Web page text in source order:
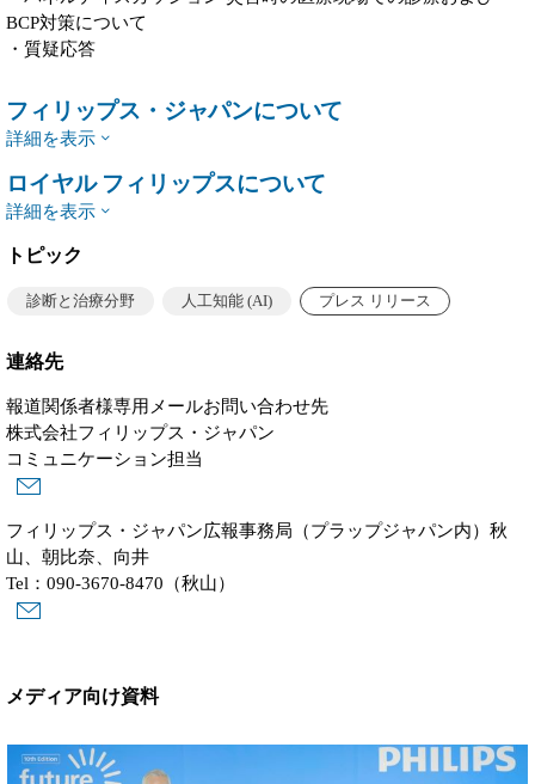
BCP対策について
・質疑応答
フィリップス・ジャパンについて
詳細を表示
ロイヤル フィリップスについて
詳細を表示
トピック
診断と治療分野 人工知能 (AI) プレス リリース
連絡先
報道関係者様専用メールお問い合わせ先
株式会社フィリップス・ジャパン
コミュニケーション担当
フィリップス・ジャパン広報事務局（プラップジャパン内）秋
山、朝比奈、向井
Tel：090-3670-8470（秋山）
メディア向け資料